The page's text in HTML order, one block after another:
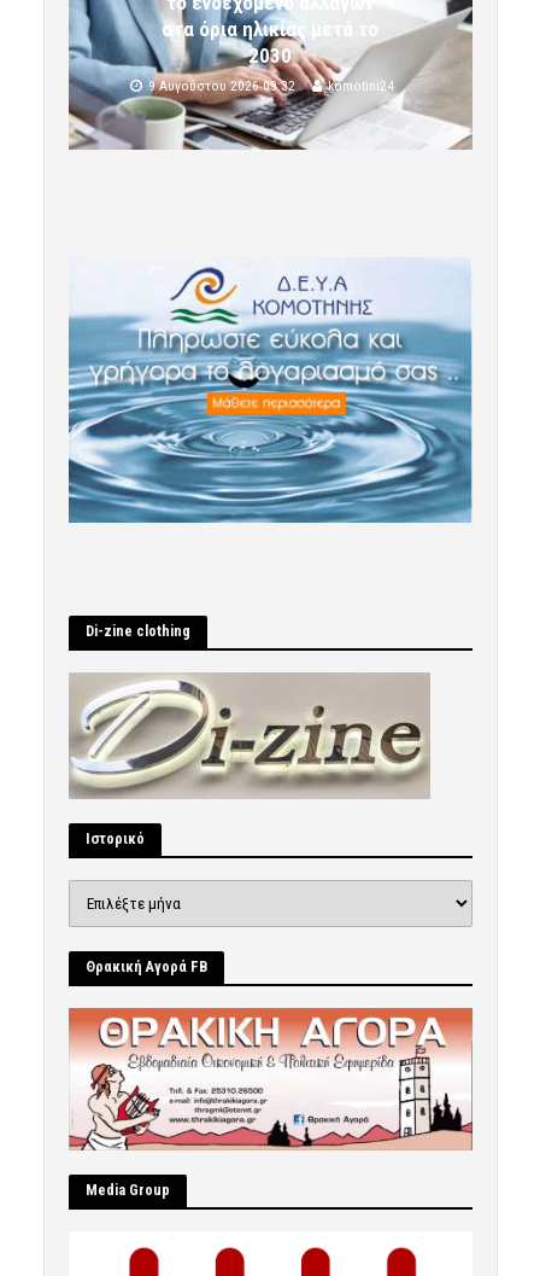
στα όρια ηλικίας μετά το
2030
9 Αυγούστου 2026 09:32 komotini24
Di-zine clothing
Ιστορικό
Θρακική Αγορά FB
Μedia Group